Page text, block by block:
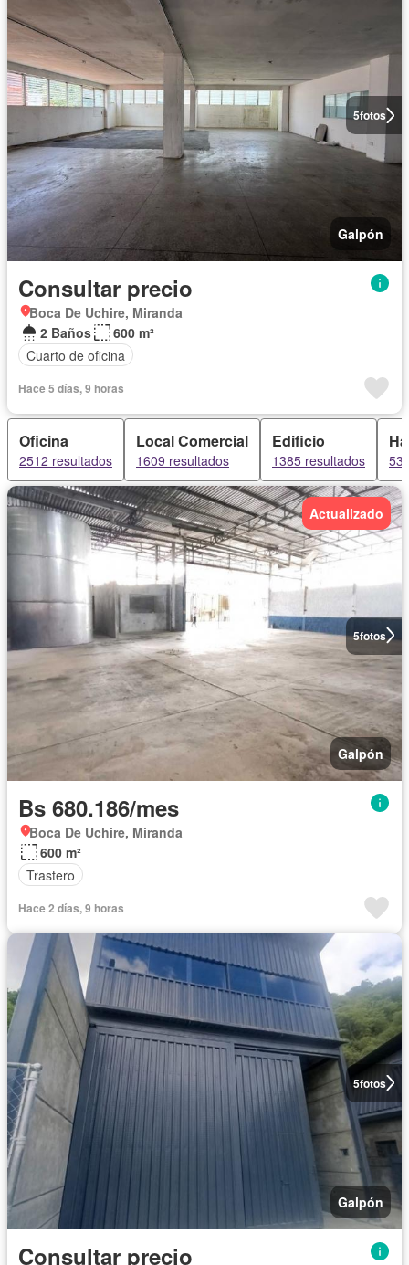
5fotos
Galpón
Consultar precio
Boca De Uchire, Miranda
2 Baños
600 m²
Cuarto de oficina
Hace 5 días, 9 horas
Oficina
2512 resultados
Local Comercial
1609 resultados
Edificio
1385 resultados
5fotos
Actualizado
Galpón
Bs 680.186/mes
Boca De Uchire, Miranda
600 m²
Trastero
Hace 2 días, 9 horas
5fotos
Galpón
Consultar precio